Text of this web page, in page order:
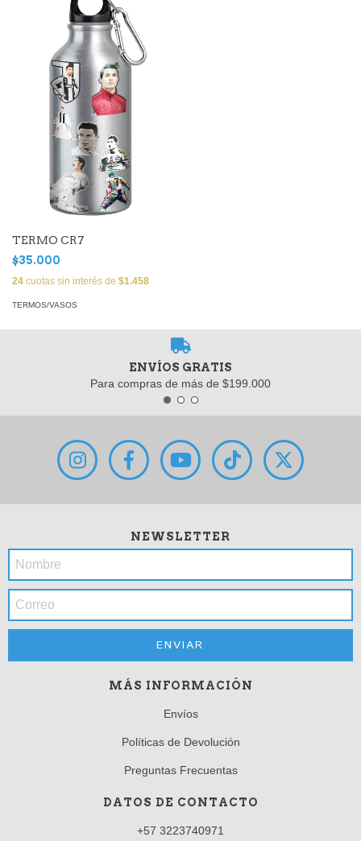
TERMO CR7
$35.000
24 cuotas sin interés de $1.458
TERMOS/VASOS
ENVÍOS GRATIS
Para compras de más de $199.000
NEWSLETTER
MÁS INFORMACIÓN
Envíos
Políticas de Devolución
Preguntas Frecuentas
DATOS DE CONTACTO
+57 3223740971